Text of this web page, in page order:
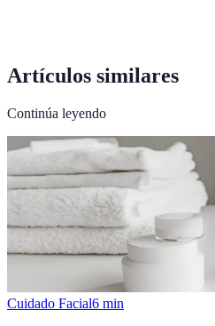
Artículos similares
Continúa leyendo
Cuidado Facial6 min